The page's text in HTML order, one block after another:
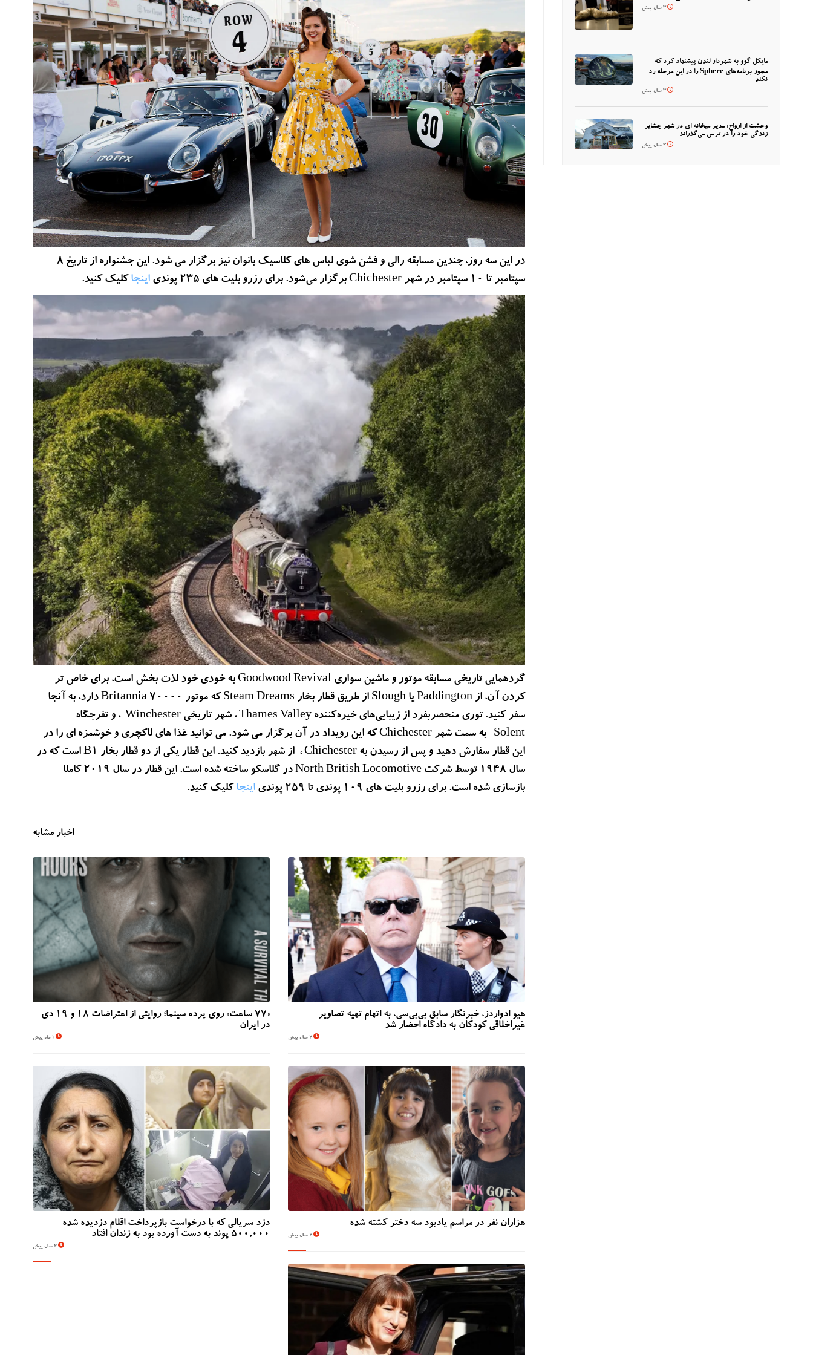
در این سه روز، چندین مسابقه رالی و فشن شوی لباس های کلاسیک بانوان نیز برگزار می شود. این جشنواره از تاریخ 8
سپتامبر تا 10 سپتامبر در شهر Chichester برگزار می‌شود. برای رزرو بلیت های 235 پوندی
اینجا کلیک کنید.
گردهمایی تاریخی مسابقه موتور و ماشین سواری Goodwood Revival به خودی خود لذت بخش است، برای خاص تر
کردن آن، از Paddington یا Slough از طریق قطار بخار Steam Dreams که موتور 70000 Britannia دارد، به آنجا
سفر کنید. توری منحصربفرد از زیبایی‌های خیره‌کننده Thames Valley ، شهر تاریخی Winchester ، و تفرجگاه
Solent به سمت شهر Chichester که این رویداد در آن برگزار می شود. می توانید غذا های لاکچری و خوشمزه ای را در
این قطار سفارش دهید و پس از رسیدن به Chichester ، از شهر بازدید کنید. این قطار یکی از دو قطار بخار B1 است که در
سال ۱۹۴۸ توسط شرکت North British Locomotive در گلاسکو ساخته شده است. این قطار در سال 2019 کاملا
بازسازی شده است. برای رزرو بلیت های 109 پوندی تا 259 پوندی
اینجا کلیک کنید.
اخبار مشابه
«۷۷ ساعت» روی پرده سینما؛ روایتی از اعتراضات ۱۸ و ۱۹ دی
در ایران
هیو ادواردز، خبرنگار سابق بی‌بی‌سی، به اتهام تهیه تصاویر
غیراخلاقی کودکان به دادگاه احضار شد
2 سال پیش
دزد سریالی که با درخواست بازپرداخت اقلام دزدیده شده
500,000 پوند به دست آورده بود به زندان افتاد
2 سال پیش
هزاران نفر در مراسم یادبود سه دختر کشته شده
2 سال پیش
3 سال پیش
مایکل گوو به شهردار لندن پیشنهاد کرد که
مجوز برنامه‌های Sphere را در این مرحله رد
نکند
3 سال پیش
وحشت از ارواح: مدیر میخانه ای در شهر چشایر
زندگی خود را در ترس می‌گذراند
3 سال پیش